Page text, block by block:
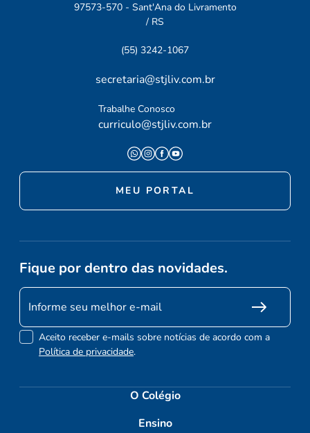
97573-570 - Sant'Ana do Livramento
/ RS
(55) 3242-1067
secretaria@stjliv.com.br
Trabalhe Conosco
curriculo@stjliv.com.br
O Colégio
Ensino
MEU PORTAL
Fique por dentro das novidades.
Aceito receber e-mails sobre notícias de acordo com a
Política de privacidade.